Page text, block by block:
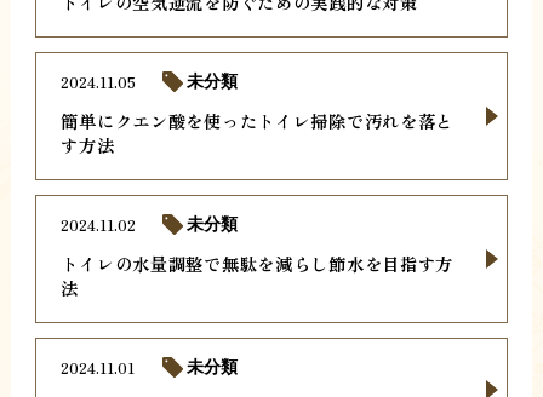
簡単にクエン酸を使ったトイレ掃除で汚れを落と
す方法
2024.11.05 未分類
トイレの水量調整で無駄を減らし節水を目指す方
法
2024.11.02 未分類
2024.11.01 未分類